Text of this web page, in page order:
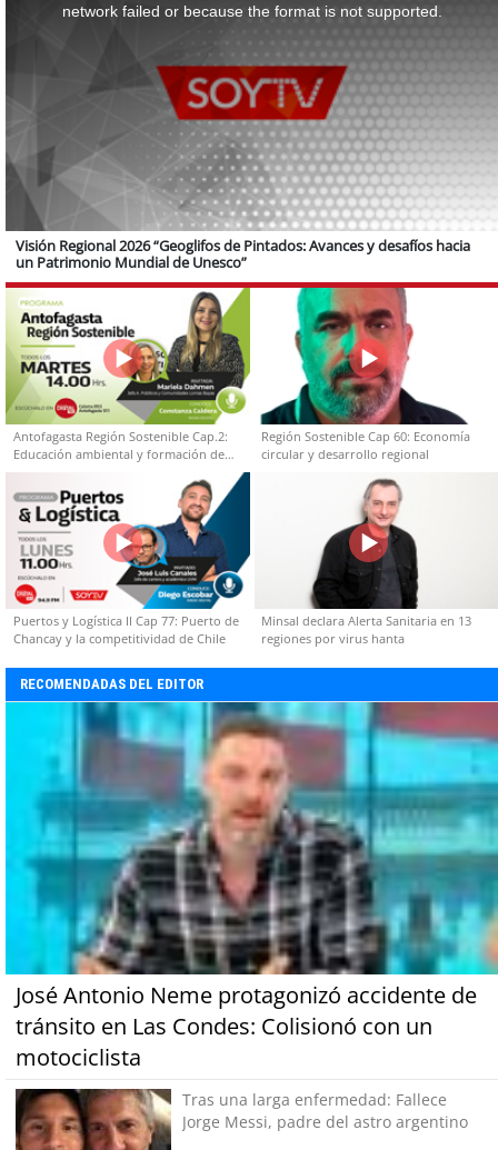
network failed or because the format is not supported.
Visión Regional 2026 “Geoglifos de Pintados: Avances y desafíos hacia
un Patrimonio Mundial de Unesco”
Antofagasta Región Sostenible Cap.2:
Educación ambiental y formación de
capacidades técnicas
Región Sostenible Cap 60: Economía
circular y desarrollo regional
Puertos y Logística II Cap 77: Puerto de
Chancay y la competitividad de Chile
Minsal declara Alerta Sanitaria en 13
regiones por virus hanta
RECOMENDADAS DEL EDITOR
José Antonio Neme protagonizó accidente de
tránsito en Las Condes: Colisionó con un
motociclista
Tras una larga enfermedad: Fallece
Jorge Messi, padre del astro argentino